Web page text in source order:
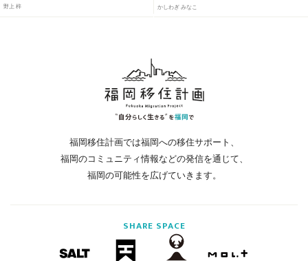
にて、官民連携モデルによる「居・
野上 梓
ってる？
かしわぎ みなこ
福岡移住計画では福岡への移住サポート、
福岡のコミュニティ情報などの発信を通じて、
福岡の可能性を広げていきます。
SHARE SPACE